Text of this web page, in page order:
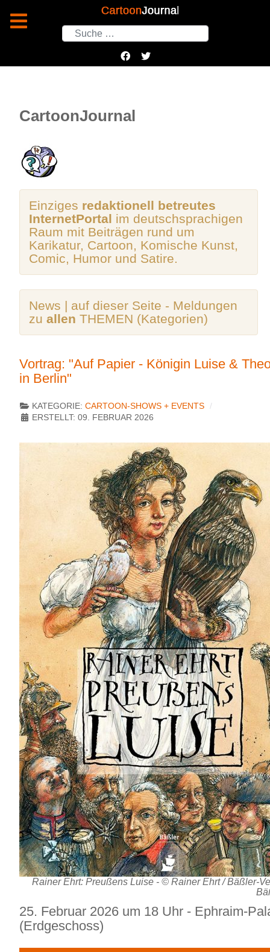
Suchen
CartoonJournal
Einziges redaktionell betreutes
InternetPortal im deutschsprachigen
Raum mit Beiträgen rund um
Karikatur, Cartoon, Komische Kunst,
Comic, Humor und Satire.
News | auf dieser Seite - Meldungen
zu allen THEMEN (Kategorien)
Vortrag: "Auf Papier - Königin Luise &
in Berlin"
KATEGORIE: CARTOON-SHOWS + EVENTS
ERSTELLT: 09. FEBRUAR 2026
Rainer Ehrt: Preußens Luise - © Rainer Ehrt / Bäßler-
25. Februar 2026 um 18 Uhr - Ephraim-
(Erdgeschoss)